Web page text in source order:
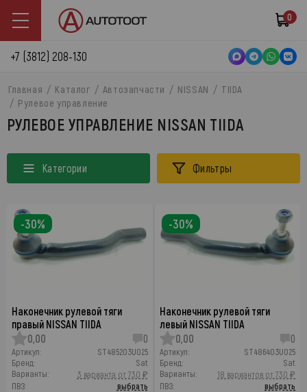
0
+7 (3812) 208-130
Главная Каталог Автозапчасти NISSAN
TIIDA
Рулевое управление
РУЛЕВОЕ УПРАВЛЕНИЕ NISSAN TIIDA
Категории Фильтры
Наконечник рулевой тяги
правый NISSAN TIIDA
0,00
0
Артикул:
ST485203U025
Бренд:
Sat
Варианты:
3 варианта от 730 ₽
ПВЗ:
выбрать
-30%
Наконечник рулевой тяги
левый NISSAN TIIDA
0,00
0
Артикул:
ST486403U025
Бренд:
Sat
Варианты:
18 вариантов от 730 ₽
ПВЗ:
выбрать
-30%